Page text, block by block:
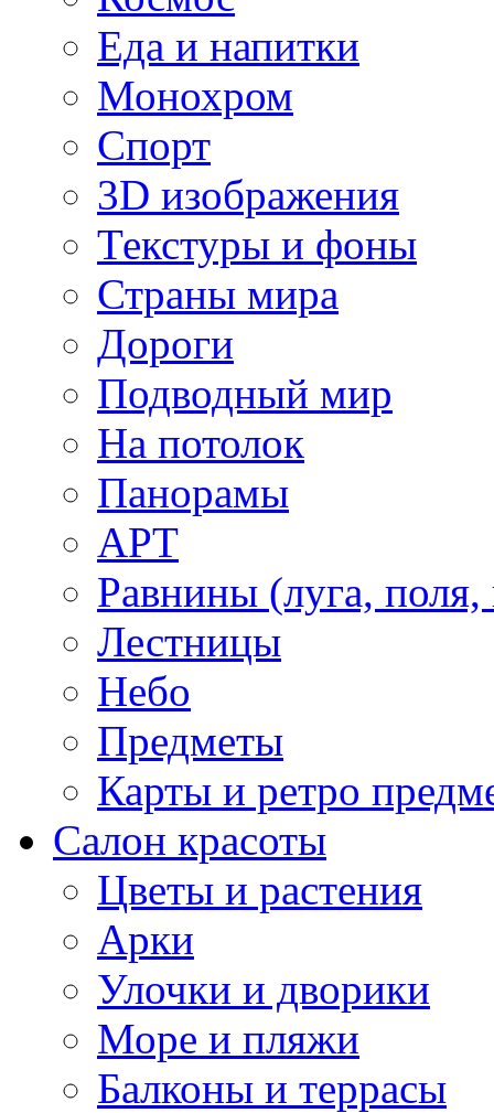
Еда и напитки
Монохром
Спорт
3D изображения
Текстуры и фоны
Страны мира
Дороги
Подводный мир
На потолок
Панорамы
АРТ
Равнины (луга,
Лестницы
Небо
Предметы
Карты и ретро
Салон красоты
Цветы и растения
Арки
Улочки и дворики
Море и пляжи
Балконы и террасы